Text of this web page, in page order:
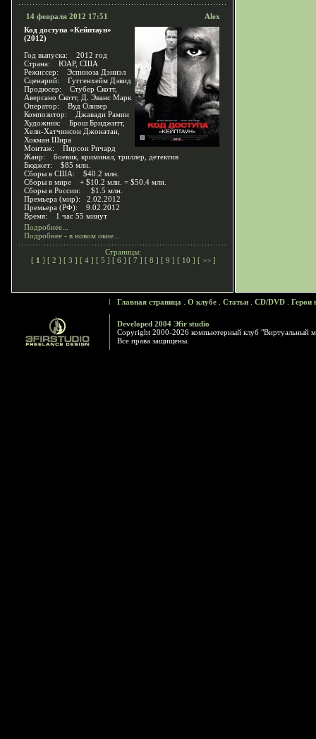
14 февраля 2012 17:51
Alex
Код доступа «Кейптаун»
(2012)
Год выпуска: 2012 год
Страна: ЮАР, США
Режиссер: Эспиноза Дэниэл
Сценарий: Гуггенхейм Дэвид
Продюсер: Стубер Скотт,
Аверсано Скотт, Д. Эванс Марк
Оператор: Вуд Оливер
Композитор: Джавади Рамин
Художник: Брош Бриджитт,
Хели-Хатчинсон Джонатан,
Хокман Шира
Монтаж: Пирсон Ричард
Жанр: боевик, криминал, триллер, детектив
Бюджет: $85 млн.
Сборы в США: $40.2 млн.
Сборы в мире + $10.2 млн. = $50.4 млн.
Сборы в России: $1.5 млн.
Премьера (мир): 2.02.2012
Премьера (РФ): 9.02.2012
Время: 1 час 55 минут
Подробнее...
Подробнее - в новом окне...
Страницы:
[ 1 ] [ 2 ] [ 3 ] [ 4 ] [ 5 ] [ 6 ] [ 7 ] [ 8 ] [ 9 ] [ 10 ] [ >> ]
Главная страница О клубе Статьи CD/DVD Герои
Developed 2004 Эfir studio
Copyright 2000-2026 компьютерный клуб "Виртуальный
Все права защищены.